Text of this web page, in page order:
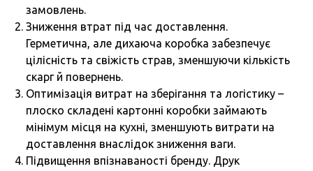
замовлень.
Зниження втрат під час доставлення.
Герметична, але дихаюча коробка забезпечує
цілісність та свіжість страв, зменшуючи кількість
скарг й повернень.
Оптимізація витрат на зберігання та логістику –
плоско складені картонні коробки займають
мінімум місця на кухні, зменшують витрати на
доставлення внаслідок зниження ваги.
Підвищення впізнаваності бренду. Друк